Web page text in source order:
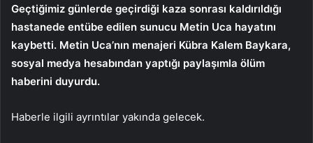
Geçtiğimiz günlerde geçirdiği kaza sonrası kaldırıldığı
hastanede entübe edilen sunucu Metin Uca hayatını
kaybetti. Metin Uca’nın menajeri Kübra Kalem Baykara,
sosyal medya hesabından yaptığı paylaşımla ölüm
haberini duyurdu.
Haberle ilgili ayrıntılar yakında gelecek.